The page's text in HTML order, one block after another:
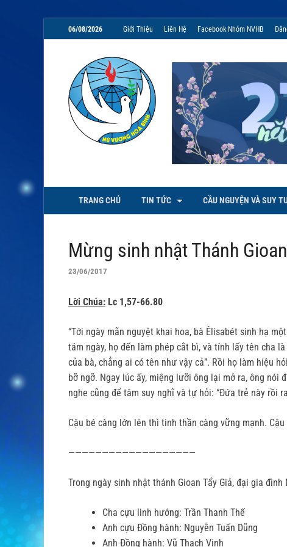
06/08/2026 Giới Thiệu Liên Hệ Facebook Nhóm NVHB
NVHB.NET
Nhóm Sinh Viên Nữ Vương Hoà Bình
TRANG CHỦ TIN TỨC CẦU NGUYỆN VÀ SUY
Mừng sinh nhật Thánh
23/06/2017
Lời Chúa: Lc 1,57-66.80
“Tới ngày mãn nguyệt khai hoa, bà Êlisabét sinh hạ
tám ngày, họ đến làm phép cắt bì, và tính lấy tên cha
của bà, chẳng ai có tên như vậy cả”. Rồi họ làm hiệu
bỡ ngỡ. Ngay lúc ấy, miệng lưỡi ông lại mở ra, ông nói
nghe cũng để tâm suy nghĩ và tự hỏi: “Ðứa trẻ này rồi
Cậu bé càng lớn lên thì tinh thần càng vững mạnh.
———————————————————
Trong ngày sinh nhật thánh Gioan Tẩy Giả, đại gia
Cha cựu linh hướng: Trần Thanh Thế
Anh cựu Đồng hành: Nguyễn Tuấn Dũng
Anh Đồng hành: Vũ Thạch Vịnh